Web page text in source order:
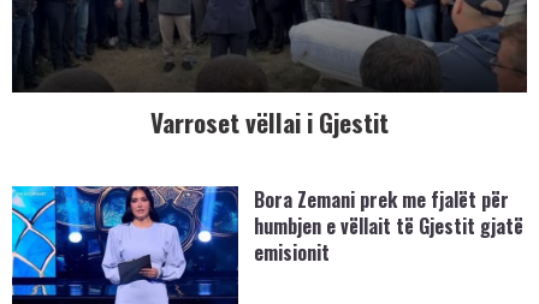
Varroset vëllai i Gjestit
Bora Zemani prek me fjalët për
humbjen e vëllait të Gjestit gjatë
emisionit